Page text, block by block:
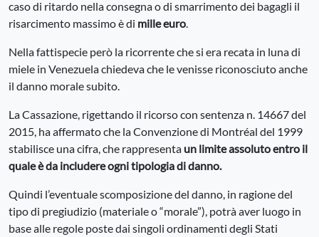
caso di ritardo nella consegna o di smarrimento dei bagagli il
risarcimento massimo è di mille euro.
Nella fattispecie però la ricorrente che si era recata in luna di
miele in Venezuela chiedeva che le venisse riconosciuto anche
il danno morale subito.
La Cassazione, rigettando il ricorso con sentenza n. 14667 del
2015, ha affermato che la Convenzione di Montréal del 1999
stabilisce una cifra, che rappresenta un limite assoluto entro il
quale è da includere ogni tipologia di danno.
Quindi l’eventuale scomposizione del danno, in ragione del
tipo di pregiudizio (materiale o “morale”), potrà aver luogo in
base alle regole poste dai singoli ordinamenti degli Stati